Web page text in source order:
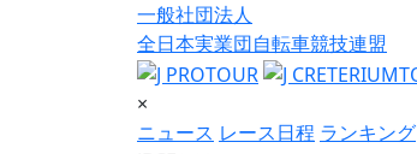
一般社団法人
全日本実業団自転車競技連盟
×
ニュース レース日程 ランキング